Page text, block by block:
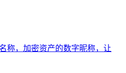
称，加密资产的数字昵称，让